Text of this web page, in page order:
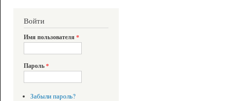
Войти
Имя пользователя *
Пароль*
Забыли пароль?